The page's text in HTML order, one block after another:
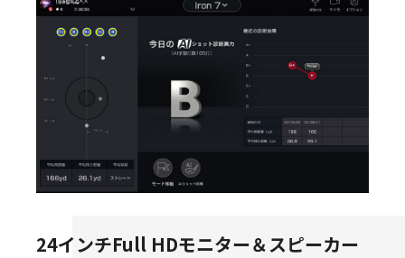
24インチFull HDモニター＆スピーカー